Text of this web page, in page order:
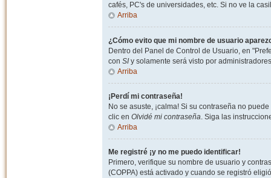
cafés, PC's de universidades, etc. Si no ve la
Arriba
¿Cómo evito que mi nombre de usuario
Dentro del Panel de Control de Usuario, en
con SIy solamente será visto por
Arriba
¡Perdí mi contraseña!
No se asuste, ¡calma! Si su contraseña no
clic en Olvidé mi contraseña. Siga las
Arriba
Me registré ¡y no me puedo identificar!
Primero, verifique su nombre de usuario y
(COPPA) está activado y cuando se registró